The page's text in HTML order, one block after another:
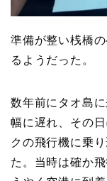
準備が整い桟橋
るようだった。
数年前にタオ島
幅に遅れ、その
クの飛行機に乗
た。当時は確か